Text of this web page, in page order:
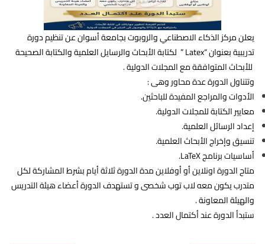
يعلن مركز الذكاء الاصطناعي والروبوت بجامعة أسوان عن تنظيم دورة
تدريبية بعنوان “Latex ” لكتابة الأبحاث والرسايل العلمية والكتابة الصحيحة
للأبحاث المتوافقة مع المجلات الدولية .
وتتناول الدورة عدة محاور وهى :
الأدوات والمراجع المفيدة للباحثين.
معايير الكتابة للمجلات الدولية.
إعداد الرسائل العلمية.
تنسيق وإخراج الأبحاث العلمية.
أساسيات برنامج LaTeX.
متاح الدورة اونلاين أو أوفلاين مدة الدورة ثلاثة أيام بشرط المشاركة لكل
متدرب يكون معه لاب توب شخصى و تستهدف الدورة أعضاء هيئة التدريس
والهيئة المعاونة .
ستبدأ الدورة عند أكتمال العدد .